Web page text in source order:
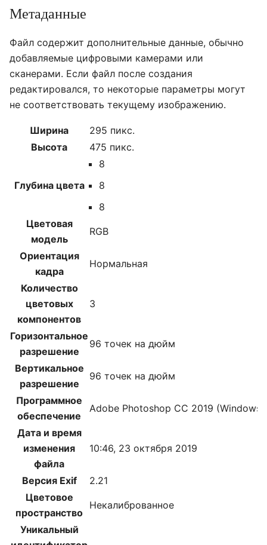
Метаданные
Файл содержит дополнительные данные, обычно
добавляемые цифровыми камерами или
сканерами. Если файл после создания
редактировался, то некоторые параметры могут
не соответствовать текущему изображению.
Ширина
295 пикс.
Высота
475 пикс.
Глубина цвета
8
8
8
Цветовая
модель
RGB
Ориентация
кадра
Нормальная
Количество
цветовых
компонентов
3
Горизонтальное
разрешение
96 точек на дюйм
Вертикальное
разрешение
96 точек на дюйм
Программное
обеспечение
Adobe Photoshop CC 2019 (Windows)
Дата и время
изменения
файла
10:46, 23 октября 2019
Версия Exif
2.21
Цветовое
пространство
Некалиброванное
Уникальный